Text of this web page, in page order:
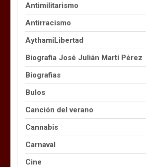
Antimilitarismo
Antirracismo
AythamiLibertad
Biografia José Julián Martí Pérez
Biografias
Bulos
Canción del verano
Cannabis
Carnaval
Cine